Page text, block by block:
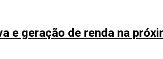
e geração de renda na